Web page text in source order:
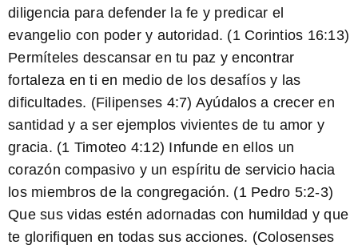
diligencia para defender la fe y predicar el
evangelio con poder y autoridad. (1 Corintios 16:13)
Permíteles descansar en tu paz y encontrar
fortaleza en ti en medio de los desafíos y las
dificultades. (Filipenses 4:7) Ayúdalos a crecer en
santidad y a ser ejemplos vivientes de tu amor y
gracia. (1 Timoteo 4:12) Infunde en ellos un
corazón compasivo y un espíritu de servicio hacia
los miembros de la congregación. (1 Pedro 5:2-3)
Que sus vidas estén adornadas con humildad y que
te glorifiquen en todas sus acciones. (Colosenses